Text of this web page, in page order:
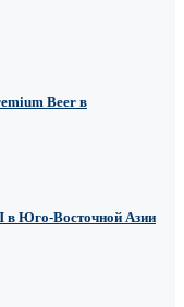
Beer в
в Юго-Восточной Азии